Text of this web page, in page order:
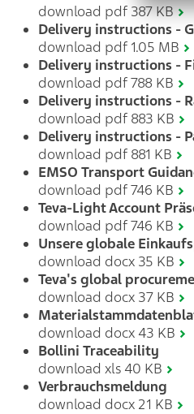
download pdf 387 KB
Delivery instructions -
download pdf 1.05 MB
Delivery instructions -
download pdf 788 KB
Delivery instructions -
download pdf 883 KB
Delivery instructions -
download pdf 881 KB
EMSO Transport
download pdf 746 KB
Teva-Light Account
download pdf 746 KB
Unsere globale
download docx 35 KB
Teva's global
download docx 37 KB
download docx 43 KB
Bollini Traceability
download xls 40 KB
Verbrauchsmeldung
download docx 21 KB